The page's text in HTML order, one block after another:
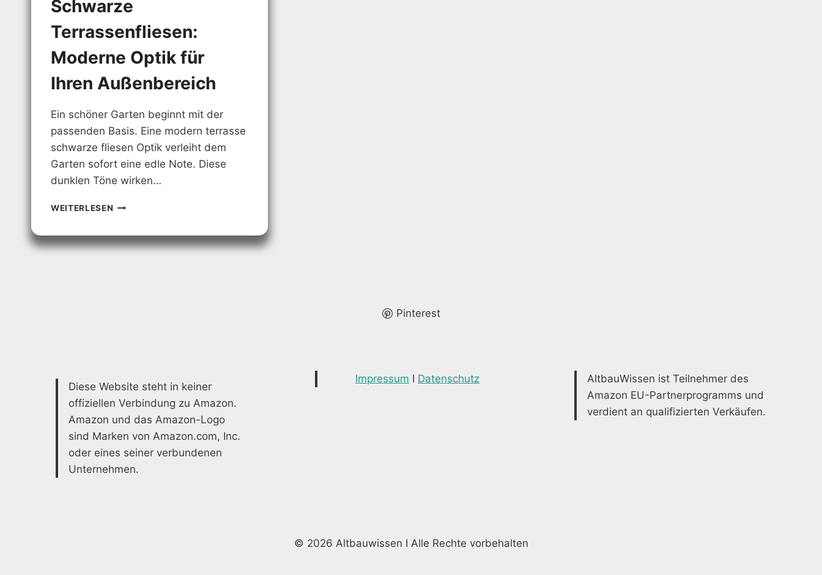
Schwarze
Terrassenfliesen:
Moderne Optik für
Ihren Außenbereich
Ein schöner Garten beginnt mit der
passenden Basis. Eine modern terrasse
schwarze fliesen Optik verleiht dem
Garten sofort eine edle Note. Diese
dunklen Töne wirken…
WEITERLESEN SCHWARZE
OPTIK
Pinterest
Diese Website steht in keiner
offiziellen Verbindung zu Amazon.
Amazon und das Amazon-Logo
sind Marken von Amazon.com, Inc.
oder eines seiner verbundenen
Unternehmen.
Impressum I Datenschutz
AltbauWissen ist Teilnehmer des
Amazon EU-Partnerprogramms und
verdient an qualifizierten Verkäufen.
© 2026 Altbauwissen I Alle Rechte vorbehalten